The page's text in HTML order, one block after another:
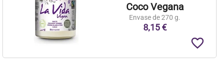
Coco Vegana
Envase de 270 g.
8,15 €
favorite_border